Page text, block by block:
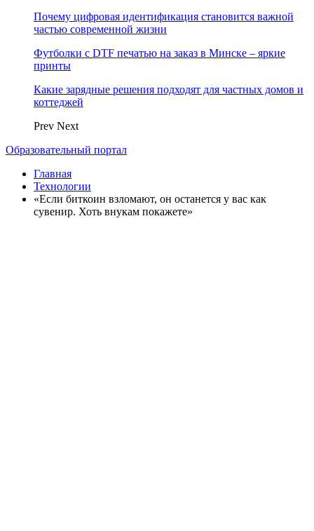
Почему цифровая идентификация становится важной
частью современной жизни
Футболки с DTF печатью на заказ в Минске – яркие
принты
Какие зарядные решения подходят для частных домов и
коттеджей
Prev Next
Образовательный портал
Главная
Технологии
«Если биткоин взломают, он останется у вас как
сувенир. Хоть внукам покажете»